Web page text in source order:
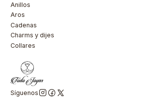
Anillos
Aros
Cadenas
Charms y dijes
Collares
Síguenos